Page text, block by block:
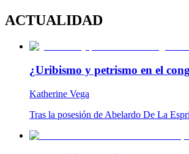
ACTUALIDAD
¿Uribismo y petrismo en el
Katherine Vega
Tras la posesión de Abelardo De La